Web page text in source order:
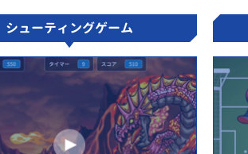
シューティングゲーム